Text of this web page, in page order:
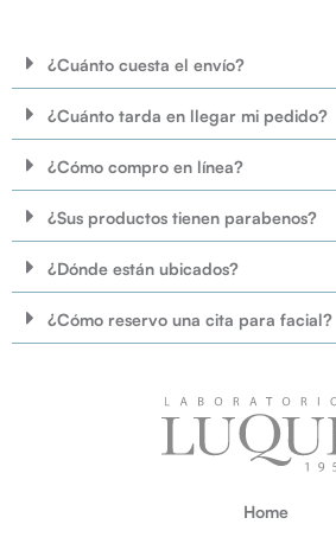
¿Cuánto cuesta el envío?
¿Cuánto tarda en llegar mi pedido?
¿Cómo compro en línea?
¿Sus productos tienen parabenos?
¿Dónde están ubicados?
¿Cómo reservo una cita para facial?
Home